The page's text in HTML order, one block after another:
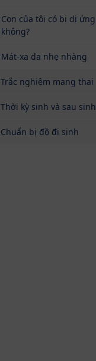
Con của tôi có bị dị ứng
không?
Mát-xa da nhẹ nhàng
Trắc nghiệm mang thai
Thời kỳ sinh và sau sinh
Chuẩn bị đồ đi sinh